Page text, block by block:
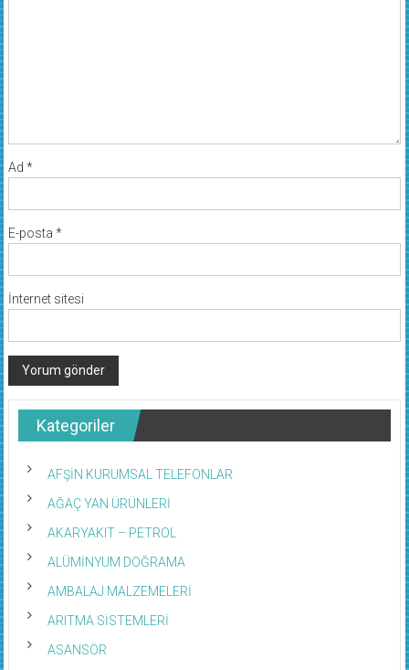
Ad *
E-posta *
İnternet sitesi
Kategoriler
AFŞİN KURUMSAL TELEFONLAR
AĞAÇ YAN ÜRÜNLERİ
AKARYAKIT – PETROL
ALÜMİNYUM DOĞRAMA
AMBALAJ MALZEMELERİ
ARITMA SİSTEMLERİ
ASANSÖR